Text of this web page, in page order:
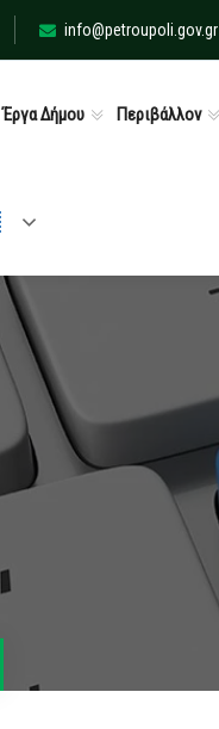
info@petroupoli.gov.gr
Έργα Δήμου Περιβάλλον